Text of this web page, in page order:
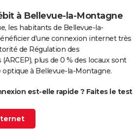
à Bellevue-la-Montagne
les habitants de Bellevue-la-
d'une connexion internet très
de Régulation des
plus de 0 % des locaux sont
optique à Bellevue-la-Montagne.
est-elle rapide ? Faites le test